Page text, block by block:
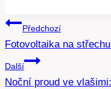
Navigace
pro
příspěvek
Předchozí
Fotovoltaika na
Další
Noční proud ve